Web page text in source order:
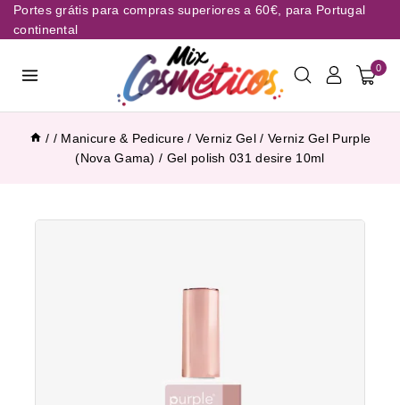
Portes grátis para compras superiores a 60€, para Portugal
continental
0
/ / Manicure & Pedicure / Verniz Gel / Verniz Gel Purple
(Nova Gama) / Gel polish 031 desire 10ml